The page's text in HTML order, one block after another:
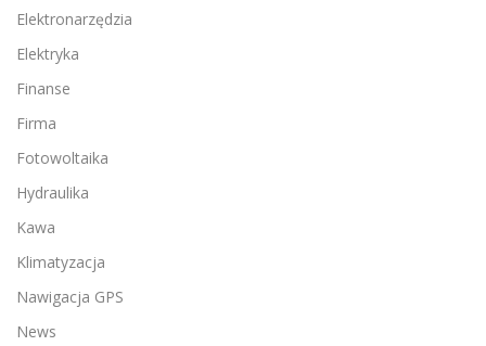
Elektronarzędzia
Elektryka
Finanse
Firma
Fotowoltaika
Hydraulika
Kawa
Klimatyzacja
Nawigacja GPS
News